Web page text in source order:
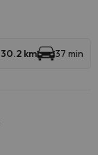
30.2 km 37 min